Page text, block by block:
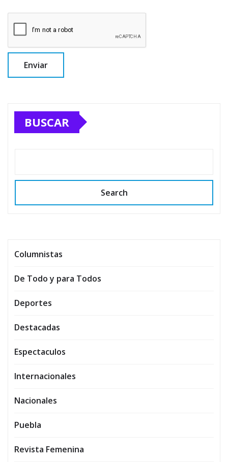
BUSCAR
Search
Columnistas
De Todo y para Todos
Deportes
Destacadas
Espectaculos
Internacionales
Nacionales
Puebla
Revista Femenina